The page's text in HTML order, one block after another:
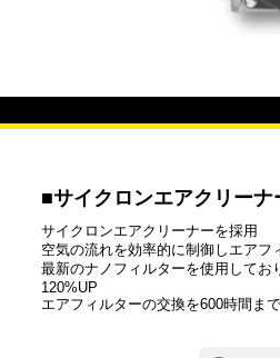
サイクロンエアクリーナ
サイクロンエアクリーナーを採用
空気の流れを効率的に制御しエアフ
最新のナノフィルターを使用してお
120%UP
エアフィルターの交換を600時間ま